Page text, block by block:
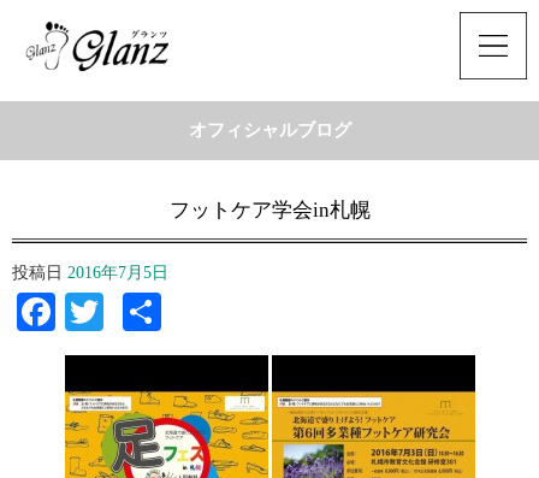
オフィシャルブログ
フットケア学会in札幌
投稿日 2016年7月5日
Facebook
Twitter
有